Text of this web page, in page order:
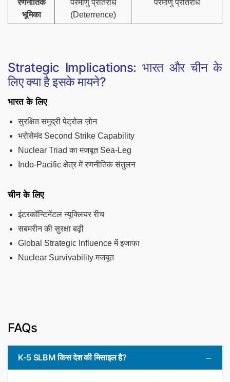
रणनीतिक
भूमिका
परमाणु प्रतिरोध
(Deterrence)
परमाणु प्रतिरोध
Strategic Implications: भारत और चीन के
लिए क्या है इसके मायने?
भारत के लिए
सुरक्षित समुद्री पेट्रोल ज़ोन
भरोसेमंद Second Strike Capability
Nuclear Triad का मजबूत Sea-Leg
Indo-Pacific क्षेत्र में रणनीतिक संतुलन
चीन के लिए
इंटरकॉन्टिनेंटल न्यूक्लियर रीच
सबमरीन की सुरक्षा बढ़ी
Global Strategic Influence में इजाफा
Nuclear Survivability मजबूत
FAQs
K-5 SLBM किस देश की मिसाइल है?